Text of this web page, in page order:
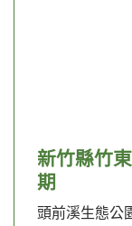
新竹縣竹
期
頭前溪生態公